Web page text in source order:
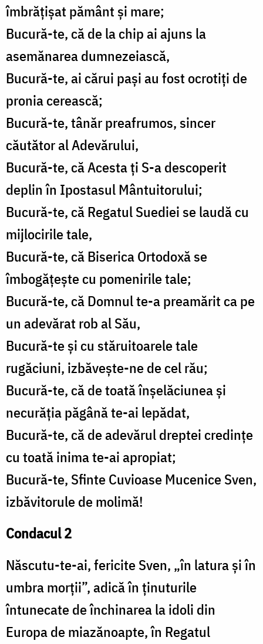
îmbrățișat pământ și mare;
Bucură-te, că de la chip ai ajuns la
asemănarea dumnezeiască,
Bucură-te, ai cărui pași au fost ocrotiți de
pronia cerească;
Bucură-te, tânăr preafrumos, sincer
căutător al Adevărului,
Bucură-te, că Acesta ți S-a descoperit
deplin în Ipostasul Mântuitorului;
Bucură-te, că Regatul Suediei se laudă cu
mijlocirile tale,
Bucură-te, că Biserica Ortodoxă se
îmbogățește cu pomenirile tale;
Bucură-te, că Domnul te-a preamărit ca pe
un adevărat rob al Său,
Bucură-te și cu stăruitoarele tale
rugăciuni, izbăvește-ne de cel rău;
Bucură-te, că de toată înșelăciunea și
necurăția păgână te-ai lepădat,
Bucură-te, că de adevărul dreptei credințe
cu toată inima te-ai apropiat;
Bucură-te, Sfinte Cuvioase Mucenice Sven,
izbăvitorule de molimă!
Condacul 2
Născutu-te-ai, fericite Sven, „în latura și în
umbra morții”, adică în ținuturile
întunecate de închinarea la idoli din
Europa de miazănoapte, în Regatul